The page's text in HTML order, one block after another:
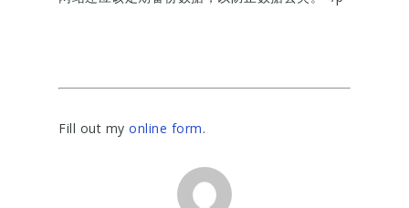
Fill out my online form.